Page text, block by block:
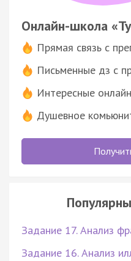
Онлайн-школа
Прямая связь с
Письменные дз с
Интересные
Душевное
Задание 17. Анализ
Задание 16. Анализ